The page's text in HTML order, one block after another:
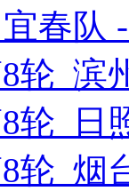
春队
轮 滨
轮 日
轮 烟